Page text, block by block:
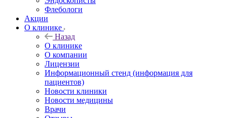
Флебологи
Акции
О клинике
Назад
О клинике
О компании
Лицензии
Информационный стенд (информация для
пациентов)
Новости клиники
Новости медицины
Врачи